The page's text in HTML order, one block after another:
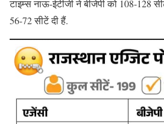
टाइम्स नाऊ-ईटीजी ने बीजेपी को 108-128
56-72 सीटें दी हैं.